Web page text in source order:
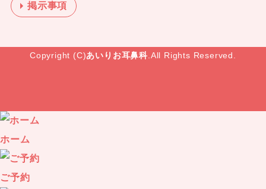
掲示事項
Copyright (C)あいりお耳鼻科 .All Rights Reserved.
ホーム
ご予約